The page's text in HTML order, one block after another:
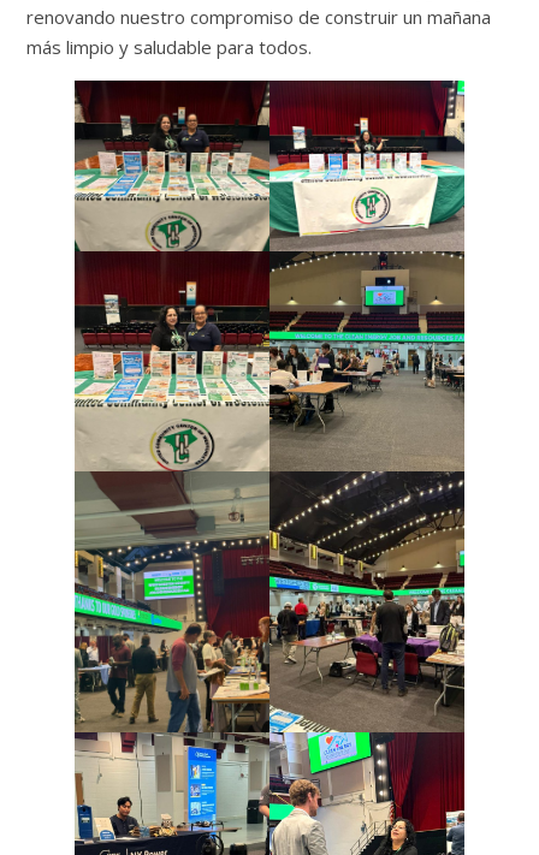
renovando nuestro compromiso de construir un mañana
más limpio y saludable para todos.